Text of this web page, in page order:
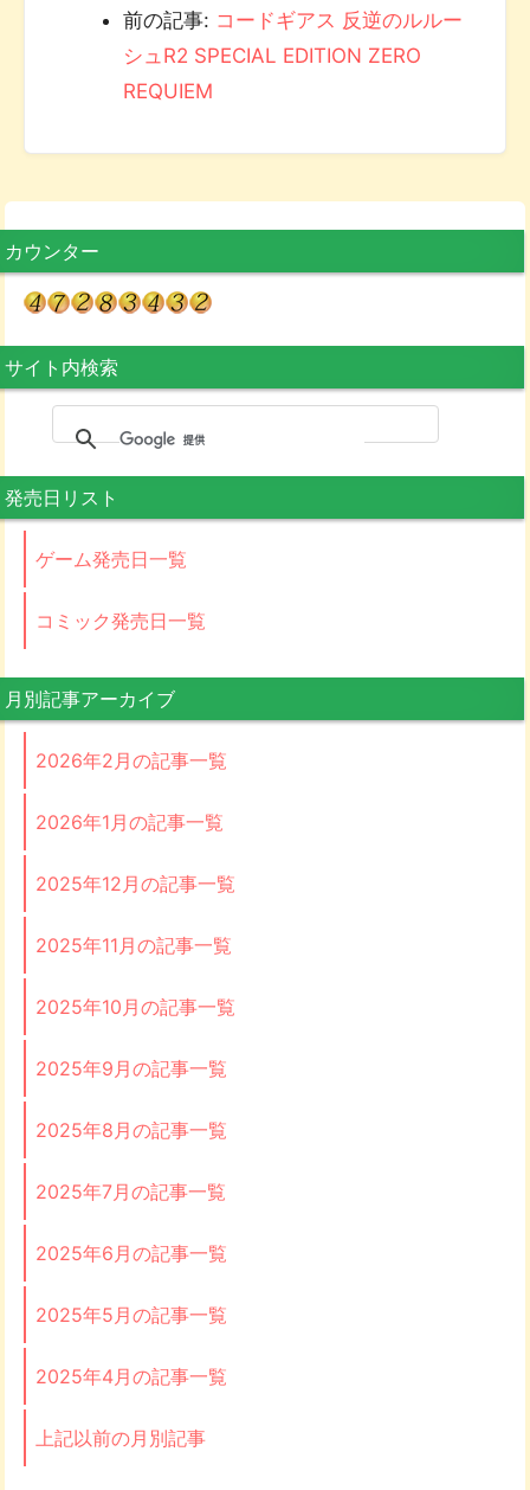
前の記事: コードギアス 反逆のルルー
シュR2 SPECIAL EDITION ZERO
REQUIEM
カウンター
サイト内検索
発売日リスト
ゲーム発売日一覧
コミック発売日一覧
月別記事アーカイブ
2026年2月の記事一覧
2026年1月の記事一覧
2025年12月の記事一覧
2025年11月の記事一覧
2025年10月の記事一覧
2025年9月の記事一覧
2025年8月の記事一覧
2025年7月の記事一覧
2025年6月の記事一覧
2025年5月の記事一覧
2025年4月の記事一覧
上記以前の月別記事